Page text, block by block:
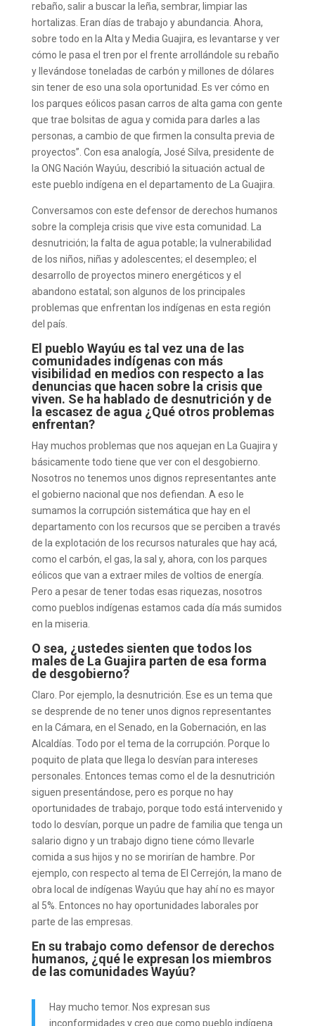
rebaño, salir a buscar la leña, sembrar, limpiar las
hortalizas. Eran días de trabajo y abundancia. Ahora,
sobre todo en la Alta y Media Guajira, es levantarse y ver
cómo le pasa el tren por el frente arrollándole su rebaño
y llevándose toneladas de carbón y millones de dólares
sin tener de eso una sola oportunidad. Es ver cómo en
los parques eólicos pasan carros de alta gama con gente
que trae bolsitas de agua y comida para darles a las
personas, a cambio de que firmen la consulta previa de
proyectos”. Con esa analogía, José Silva, presidente de
la ONG Nación Wayúu, describió la situación actual de
este pueblo indígena en el departamento de La Guajira.
Conversamos con este defensor de derechos humanos
sobre la compleja crisis que vive esta comunidad. La
desnutrición; la falta de agua potable; la vulnerabilidad
de los niños, niñas y adolescentes; el desempleo; el
desarrollo de proyectos minero energéticos y el
abandono estatal; son algunos de los principales
problemas que enfrentan los indígenas en esta región
del país.
El pueblo Wayúu es tal vez una de las
comunidades indígenas con más
visibilidad en medios con respecto a las
denuncias que hacen sobre la crisis que
viven. Se ha hablado de desnutrición y de
la escasez de agua ¿Qué otros problemas
enfrentan?
Hay muchos problemas que nos aquejan en La Guajira y
básicamente todo tiene que ver con el desgobierno.
Nosotros no tenemos unos dignos representantes ante
el gobierno nacional que nos defiendan. A eso le
sumamos la corrupción sistemática que hay en el
departamento con los recursos que se perciben a través
de la explotación de los recursos naturales que hay acá,
como el carbón, el gas, la sal y, ahora, con los parques
eólicos que van a extraer miles de voltios de energía.
Pero a pesar de tener todas esas riquezas, nosotros
como pueblos indígenas estamos cada día más sumidos
en la miseria.
O sea, ¿ustedes sienten que todos los
males de La Guajira parten de esa forma
de desgobierno?
Claro. Por ejemplo, la desnutrición. Ese es un tema que
se desprende de no tener unos dignos representantes
en la Cámara, en el Senado, en la Gobernación, en las
Alcaldías. Todo por el tema de la corrupción. Porque lo
poquito de plata que llega lo desvían para intereses
personales. Entonces temas como el de la desnutrición
siguen presentándose, pero es porque no hay
oportunidades de trabajo, porque todo está intervenido y
todo lo desvían, porque un padre de familia que tenga un
salario digno y un trabajo digno tiene cómo llevarle
comida a sus hijos y no se morirían de hambre. Por
ejemplo, con respecto al tema de El Cerrejón, la mano de
obra local de indígenas Wayúu que hay ahí no es mayor
al 5%. Entonces no hay oportunidades laborales por
parte de las empresas.
En su trabajo como defensor de derechos
humanos, ¿qué le expresan los miembros
de las comunidades Wayúu?
Hay mucho temor. Nos expresan sus
inconformidades y creo que como pueblo indígena